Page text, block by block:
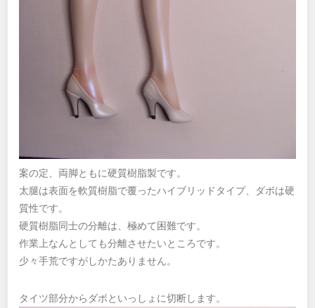
案の定、両脚ともに硬質樹脂製です。
太腿は表面を軟質樹脂で覆ったハイブリッドタイプ、ダボは硬
質性です。
硬質樹脂同士の分離は、極めて困難です。
作業上なんとしても分離させたいところです。
少々手荒ですがしかたありません。
タイツ部分からダボといっしょに切断します。